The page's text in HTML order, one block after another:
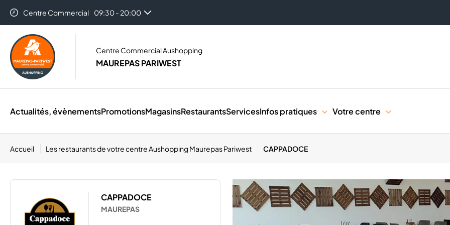
Centre Commercial
09:30 - 20:00
Auchan Maurepas 08:30 - 21:30
Centre Commercial Aushopping
MAUREPAS PARIWEST
Actualités, évènementsPromotionsMagasinsRestaurantsServicesInfos pratiques Votre centre
Accueil Les restaurants de votre centre Aushopping Maurepas Pariwest CAPPADOCE
CAPPADOCE
MAUREPAS